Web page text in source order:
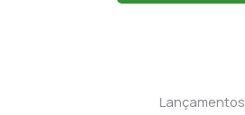
Lançamentos